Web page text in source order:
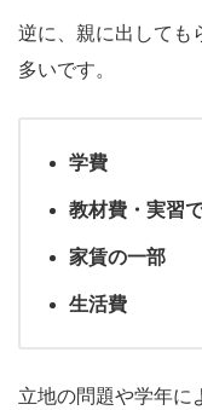
逆に、親に出しても
多いです。
学費
教材費・実習
家賃の一部
生活費
立地の問題や学年に